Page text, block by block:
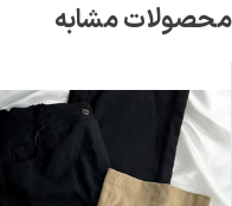
محصولات مشابه